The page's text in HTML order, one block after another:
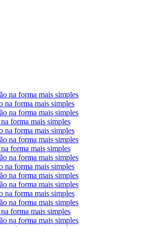
na forma mais simples
na forma mais simples
na forma mais simples
forma mais simples
na forma mais simples
na forma mais simples
forma mais simples
na forma mais simples
na forma mais simples
na forma mais simples
na forma mais simples
na forma mais simples
na forma mais simples
forma mais simples
na forma mais simples